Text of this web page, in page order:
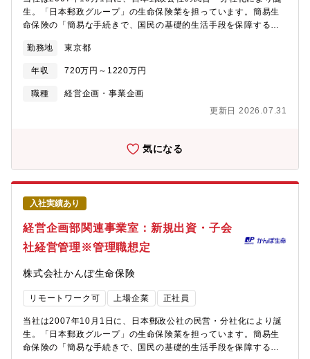
ックな動きを肌で感じることができます。■事業会社、コンサルテ
ィングファーム、PEファンド、投資銀行等、各業界のご経験及び
知見を活かせる幅広い活躍のフィールドがございます。【配属部
門設立の背景・募集背景】M&Aに関して、MUFGは三菱UFJモル
います。一方で内訳として大型のクロスボーダー案件が多く、中
におけるソーシングやオリジネーションの強化に伴い、コーポレ
ートファイナンスやM&Aを担当していた「コーポレート情報営業
た。今期からの中期経営計画の重要戦略の一つであり、会社とし
財務開発室が主にFA業務を執行します。■M&A戦略室のM&Aオリ
件双方の案件獲得を担います。【キャリアパス】ご希望に応じ
て、様々なキャリアパスがございます。M&A領域で専門性を磨き
プロフェッショナルとなることをご希望の場合、三菱UFJ銀行内
のエグゼキューション部隊や三菱UFJモルガン・スタンレー証券
のエグゼキューション部隊、カバレッジ部隊等、IBDとしてのキャ
リアもございます。また、M&A領域以外でキャリアを形成したい
方は営業本部へのキャリアもございます。
生。「日本郵政グループ」の生命保険業を担っています。簡易生
命保険の「簡易な手続きで、国民の基礎的生活手段を保障する」
ら数えて2016年10月に100周年を迎え、更なるお客さまサービ
ス・企業価値の向上に向けた戦略的施策を展開しています。今回
は経営企画部関連事業室における提携先管理（米国）に関する業
務をご担当いただきます。※関連事業室では、海外事業の推進、
のビジネスを担っています。【具体的な業務内容】米国やバミュ
画・調整を行っております。また、新たに設立した米国現地法人
の管理を行っております。提携先の事業の基盤を活用し、海外か
らの収益取り込み、成長性の強化、および事業ポートフォリオの
多様化を目指していきます。■PMIの実施■出資対象との協業戦略
の企画・立案・実行■提携先（KKR/Global Atlantic）のモニタリ
ング■米国現地法人の管理・支援■その他庶務（管理職採用の場合
はマネジメント業務）【特徴】・提供価値拡大に向けた取り組み
の一例：2026年4月 米国現地法人の設立・従来国営で行われて
きた郵政事業の背景もあり、海外からの信頼も厚く、海外企業と
かし、大型案件に携わることができます。※将来的には海外駐在
員などの可能性もございます。【組織構成】経営企画部関連事業
室：13名∟米国管理チーム（海外領域）：ライン長＋5名 ★当ポ
（子会社の企画、経営管理）：ライン長＋3名【働き方】・テレワ
ーク：全社的に週1日程度テレワーク活用可・平均残業時間 月30
時間程度【キャリア形成（専門性の深まり方・スキルの広がり
勤務地 東京都
年収 720万円～1220万円
職種
経営企画・事業企画
更新日 2026.07.31
気になる
入社実績あり
経営企画部関連事業室：新規出資・子会
社経営管理※管理職想定
株式会社かんぽ生命保険
リモートワーク可 上場企業 正社員
当社は2007年10月1日に、日本郵政公社の民営・分社化により誕
生。「日本郵政グループ」の生命保険業を担っています。簡易生
命保険の「簡易な手続きで、国民の基礎的生活手段を保障する」